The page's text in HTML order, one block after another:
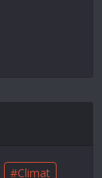
Climat